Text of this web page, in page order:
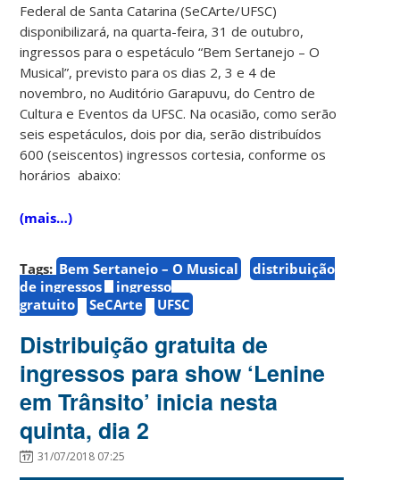
Federal de Santa Catarina (SeCArte/UFSC)
disponibilizará, na quarta-feira, 31 de outubro,
ingressos para o espetáculo “Bem Sertanejo – O
Musical”, previsto para os dias 2, 3 e 4 de
novembro, no Auditório Garapuvu, do Centro de
Cultura e Eventos da UFSC. Na ocasião, como serão
seis espetáculos, dois por dia, serão distribuídos
600 (seiscentos) ingressos cortesia, conforme os
horários abaixo:
(mais…)
Tags: Bem Sertanejo – O Musical
distribuição
de ingressos
ingresso
gratuito
SeCArte UFSC
Distribuição gratuita de
ingressos para show ‘Lenine
em Trânsito’ inicia nesta
quinta, dia 2
31/07/2018 07:25